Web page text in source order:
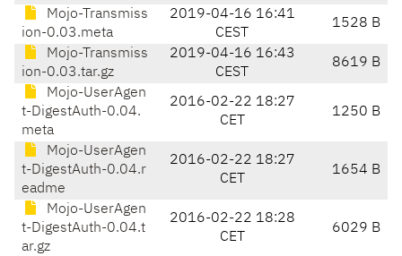
Mojo-Transmiss
ion-0.03.meta
2019-04-16 16:41
CEST
1528 B
Mojo-Transmiss
ion-0.03.tar.gz
2019-04-16 16:43
CEST
8619 B
Mojo-UserAgen
t-DigestAuth-0.04.
meta
2016-02-22 18:27
CET
1250 B
Mojo-UserAgen
t-DigestAuth-0.04.r
eadme
2016-02-22 18:27
CET
1654 B
Mojo-UserAgen
t-DigestAuth-0.04.t
ar.gz
2016-02-22 18:28
CET
6029 B